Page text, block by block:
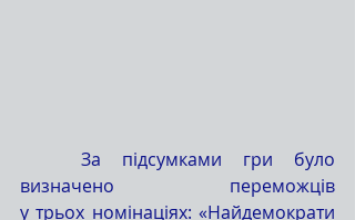
визначено переможців
у трьох номінаціях: «Найдемократи